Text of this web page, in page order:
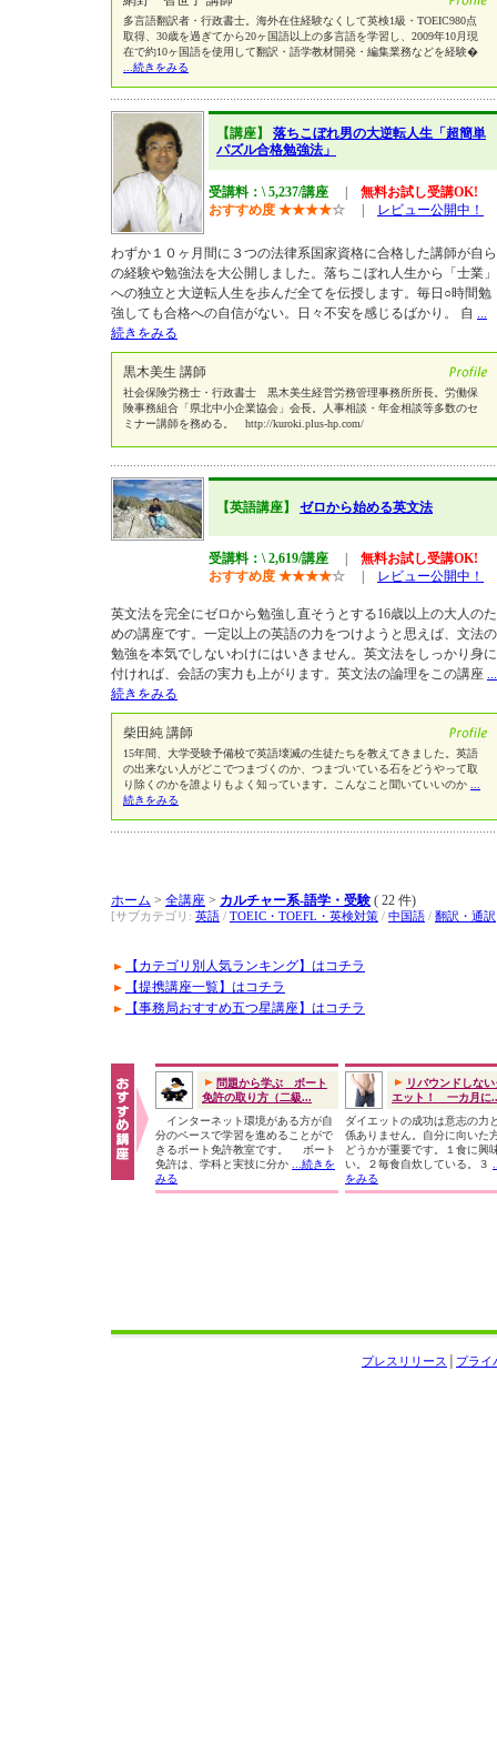
多言語翻訳者・行政書士。海外在住経験なくして英検1級・TOEIC980点
取得、30歳を過ぎてから20ヶ国語以上の多言語を学習し、2009年10月現
在で約10ヶ国語を使用して翻訳・語学教材開発・編集業務などを経験�
...続きをみる
【講座】 落ちこぼれ男の大逆転人生「超簡単
パズル合格勉強法」
受講料：\ 5,237/講座
無料お試し受講OK!
おすすめ度 ★★★★☆ レビュー公開中！
わずか１０ヶ月間に３つの法律系国家資格に合格した講師が自ら
の経験や勉強法を大公開しました。落ちこぼれ人生から「士業」
への独立と大逆転人生を歩んだ全てを伝授します。毎日○時間勉
強しても合格への自信がない。日々不安を感じるばかり。 自 ...
続きをみる
黒木美生 講師
社会保険労務士・行政書士 黒木美生経営労務管理事務所所長。労働保
険事務組合「県北中小企業協会」会長。人事相談・年金相談等多数のセ
ミナー講師を務める。 http://kuroki.plus-hp.com/
【英語講座】 ゼロから始める英文法
受講料：\ 2,619/講座
無料お試し受講OK!
おすすめ度 ★★★★☆ レビュー公開中！
英文法を完全にゼロから勉強し直そうとする16歳以上の大人のた
めの講座です。一定以上の英語の力をつけようと思えば、文法の
勉強を本気でしないわけにはいきません。英文法をしっかり身に
付ければ、会話の実力も上がります。英文法の論理をこの講座 ...
続きをみる
柴田純 講師
15年間、大学受験予備校で英語壊滅の生徒たちを教えてきました。英語
の出来ない人がどこでつまづくのか、つまづいている石をどうやって取
り除くのかを誰よりもよく知っています。こんなこと聞いていいのか
続きをみる
ホーム > 全講座 > カルチャー系-語学・受験 ( 22 件)
[サブカテゴリ: 英語 / TOEIC・TOEFL・英検対策 / 中国語 / 翻訳・通訳
【カテゴリ別人気ランキング】はコチラ
【提携講座一覧】はコチラ
【事務局おすすめ五つ星講座】はコチラ
問題から学ぶ ボート
免許の取り方（二級...
インターネット環境がある方が自
分のペースで学習を進めることがで
きるボート免許教室です。 ボート
免許は、学科と実技に分か
...続きを
みる
リバウンドしな
エット！ 一カ月に
ダイエットの成功は意志の力
係ありません。自分に向いた
どうかが重要です。１食に興
い。２毎食自炊している。３
をみる
プライ
プレスリリース